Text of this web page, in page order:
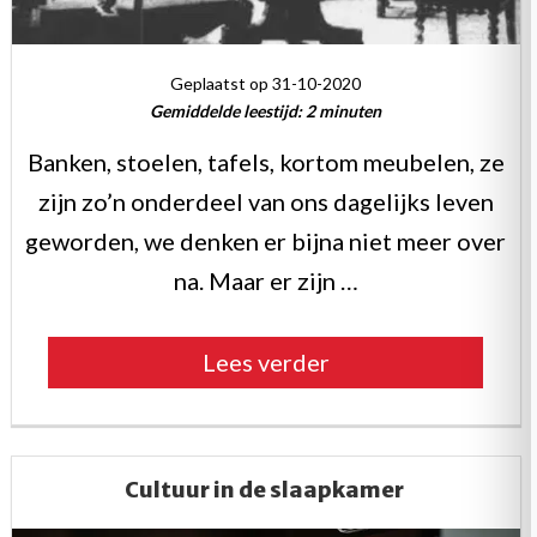
Geplaatst op 31-10-2020
Gemiddelde leestijd:2 minuten
Banken, stoelen, tafels, kortom meubelen, ze
zijn zo’n onderdeel van ons dagelijks leven
geworden, we denken er bijna niet meer over
na. Maar er zijn …
Lees verder“Even
Cultuur in de slaapkamer